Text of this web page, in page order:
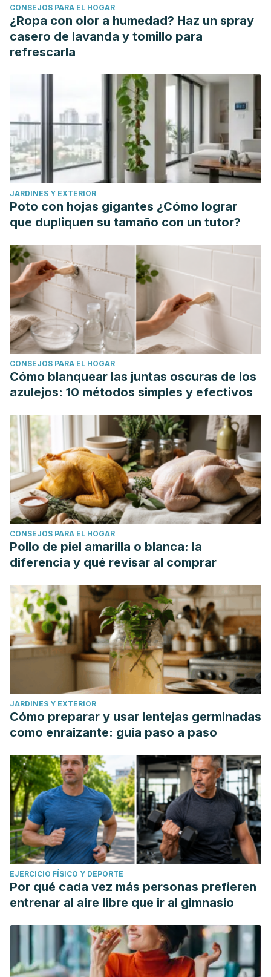
Slavin J, Carlson J. Carbohydrates. Adv Nutr. 2014 Nov
14;5(6):760-1. doi: 10.3945/an.114.006163. PMID: 25398736;
PMCID: PMC4224210.
AM. Unravelling the Effects of Soluble Dietary Fibre
Supplementation on Energy Intake and Perceived Satiety
in Healthy Adults: Evidence from Systematic Review and
Meta-Analysis of Randomised-Controlled Trials. Foods.
2019 Jan 6;8(1):15. doi: 10.3390/foods8010015. PMID:
30621363; PMCID: PMC6352252.
Vinoy S, Laville M, Feskens EJ. Slow-release
carbohydrates: growing evidence on metabolic responses
and public health interest. Summary of the symposium held
Food Nutr Res. 2016 Jul 4;60:31662. doi:
10.3402/fnr.v60.31662. PMID: 27388153; PMCID:
PMC4933791.
CONSEJOS PARA EL HOGAR
¿Ropa con olor a humedad? Haz un spray
casero de lavanda y tomillo para
refrescarla
JARDINES Y EXTERIOR
Poto con hojas gigantes ¿Cómo lograr
que dupliquen su tamaño con un tutor?
CONSEJOS PARA EL HOGAR
Cómo blanquear las juntas oscuras de los
azulejos: 10 métodos simples y efectivos
CONSEJOS PARA EL HOGAR
Pollo de piel amarilla o blanca: la
diferencia y qué revisar al comprar
JARDINES Y EXTERIOR
Cómo preparar y usar lentejas germinadas
como enraizante: guía paso a paso
EJERCICIO FÍSICO Y DEPORTE
Por qué cada vez más personas prefieren
entrenar al aire libre que ir al gimnasio